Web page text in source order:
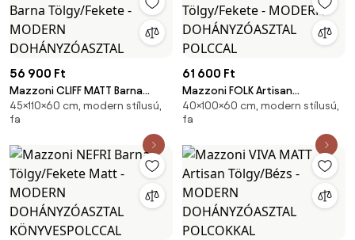
DOHÁNYZÓASZTAL EGYBEN
56 900 Ft
Mazzoni CLIFF MATT Barna
Tölgy/Fekete - MODERN
DOHÁNYZÓASZTAL
45×110×60 cm, modern stílusú,
fa
61 600 Ft
Mazzoni FOLK Artisan
Tölgy/Fekete - MODERN
DOHÁNYZÓASZTAL POLCCAL
40×100×60 cm, modern stílusú,
fa